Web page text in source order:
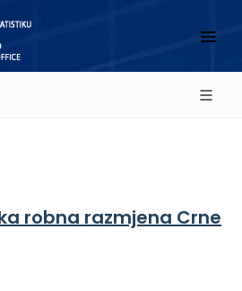
robna razmjena Crne